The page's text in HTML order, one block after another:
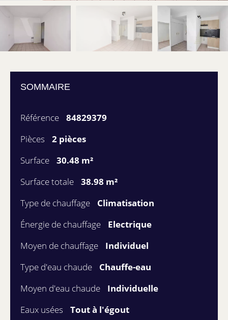
SOMMAIRE
Référence
84829379
Pièces
2 pièces
Surface
30.48 m²
Surface totale
38.98 m²
Type de chauffage
Climatisation
Énergie de chauffage
Electrique
Moyen de chauffage
Individuel
Type d'eau chaude
Chauffe-eau
Moyen d'eau chaude
Individuelle
Eaux usées
Tout à l'égout